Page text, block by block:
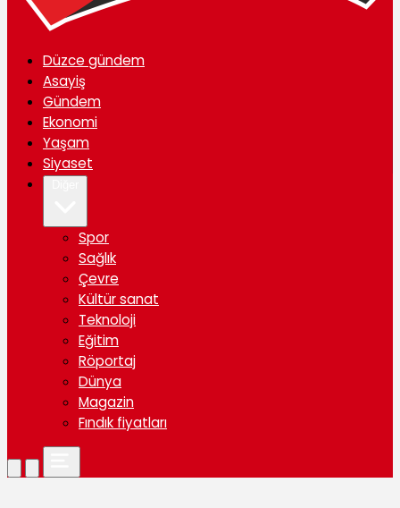
Düzce gündem
Asayiş
Gündem
Ekonomi
Yaşam
Siyaset
Spor
Sağlık
Çevre
Kültür sanat
Teknoloji
Eğitim
Röportaj
Dünya
Magazin
Fındık fiyatları